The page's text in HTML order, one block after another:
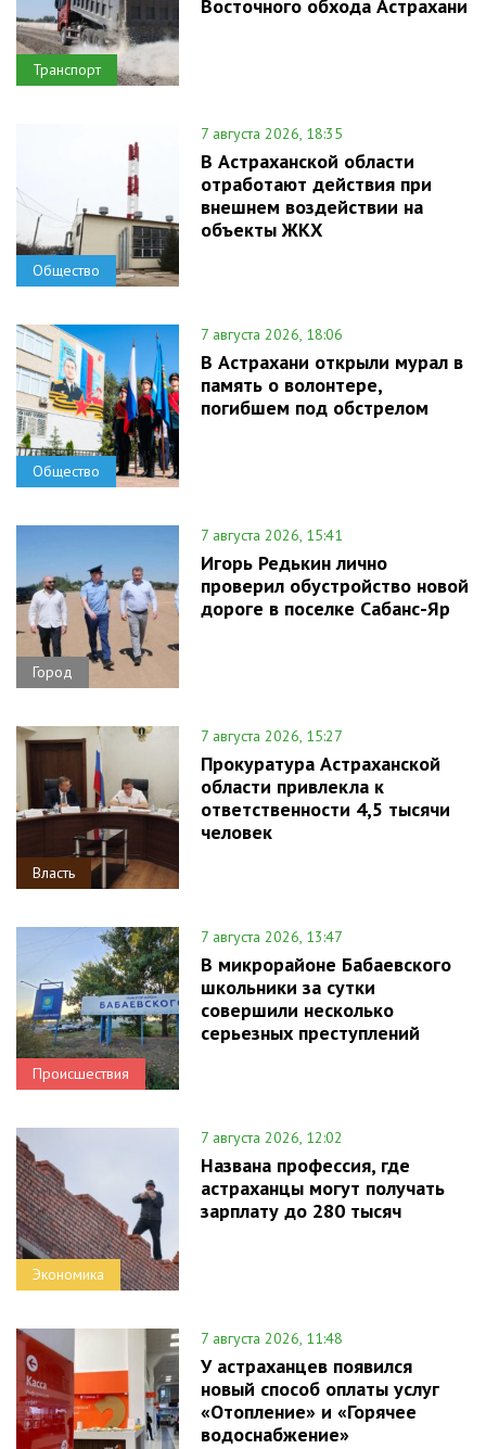
Транспорт
Восточного обхода Астрахани
Общество
7 августа 2026, 18:35
В Астраханской области
отработают действия при
внешнем воздействии на
объекты ЖКХ
Общество
7 августа 2026, 18:06
В Астрахани открыли мурал в
память о волонтере,
погибшем под обстрелом
Город
7 августа 2026, 15:41
Игорь Редькин лично
проверил обустройство новой
дороге в поселке Сабанс-Яр
Власть
7 августа 2026, 15:27
Прокуратура Астраханской
области привлекла к
ответственности 4,5 тысячи
человек
Происшествия
7 августа 2026, 13:47
В микрорайоне Бабаевского
школьники за сутки
совершили несколько
серьезных преступлений
Экономика
7 августа 2026, 12:02
Названа профессия, где
астраханцы могут получать
зарплату до 280 тысяч
7 августа 2026, 11:48
У астраханцев появился
новый способ оплаты услуг
«Отопление» и «Горячее
водоснабжение»